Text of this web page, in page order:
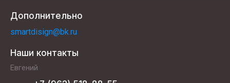
Наши контакты
Евгений
Дополнительно
smartdisign@bk.ru